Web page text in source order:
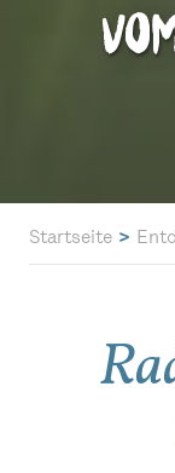
Startseite